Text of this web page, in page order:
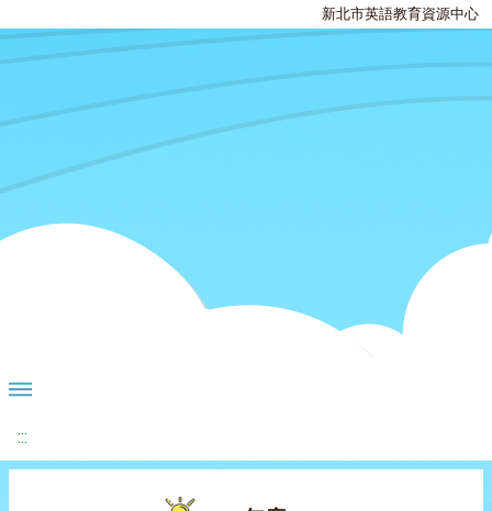
新北市英語教育資源中心
:::